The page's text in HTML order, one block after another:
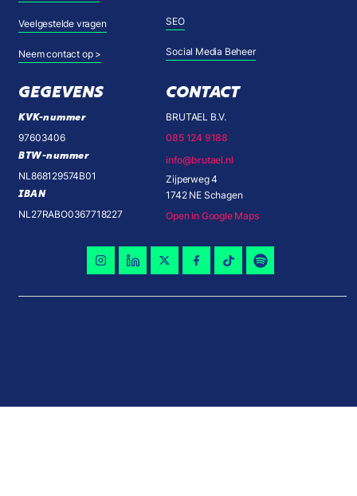
Veelgestelde vragen
Neem contact op >
SEO
Social Media Beheer
GEGEVENS
KVK-nummer
97603406
BTW-nummer
NL868129574B01
IBAN
NL27RABO0367718227
CONTACT
BRUTAEL B.V.
085 124 9188
info@brutael.nl
Zijperweg 4
1742 NE Schagen
Open in Google Maps